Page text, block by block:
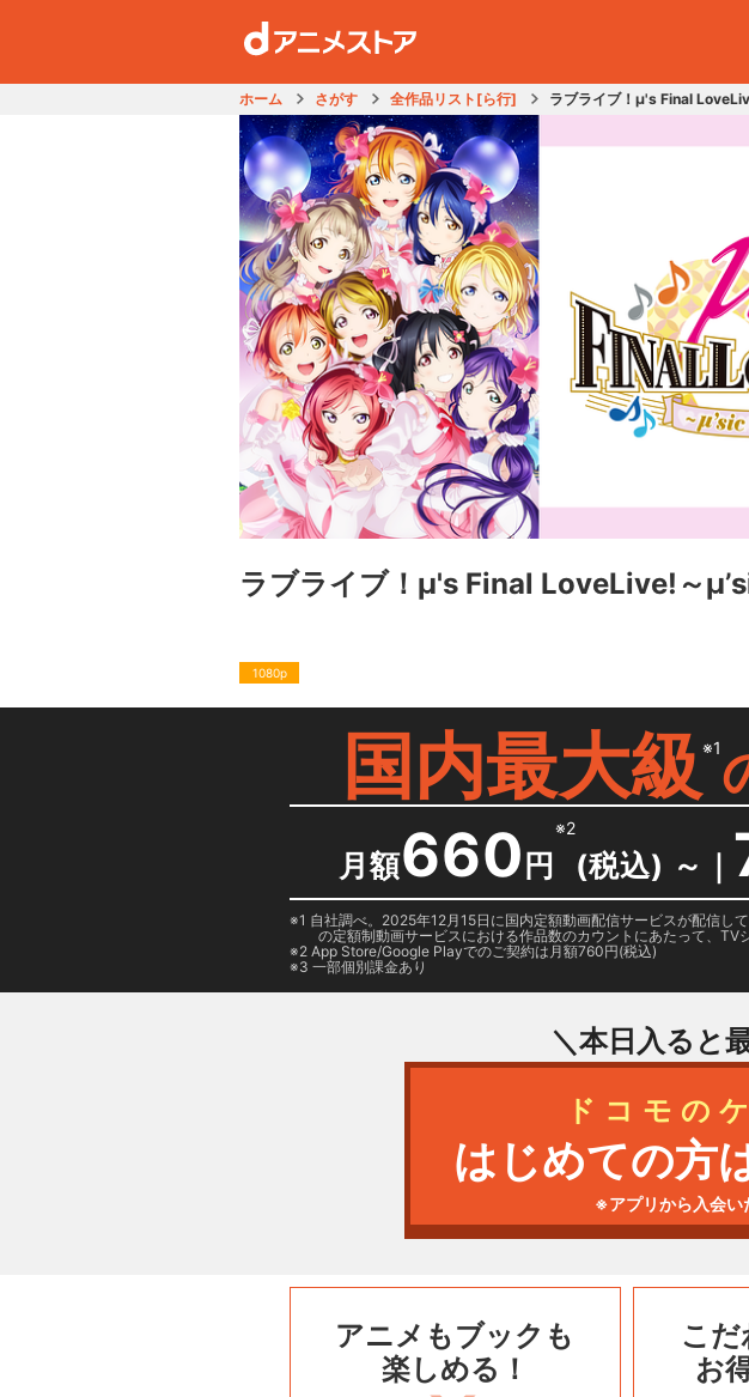
ホーム さがす 全作品リスト[ら行] ラブライブ！μ's Final
ラブライブ！μ's Final LoveLive!～
1080p
国内最大級 ※1
月額660 円
※2
(税込) ～ ｜
1 自社調べ。2025年12月15日に国内定額動画配信サービスが配信し
の定額制動画サービスにおける作品数のカウントにあたって、TV
2 App Store/Google Playでのご契約は月額760円(税込)
3 一部個別課金あり
＼本日入ると
ドコモの
はじめての方
※アプリから入会い
アニメもブックも
楽しめる！
こだ
お